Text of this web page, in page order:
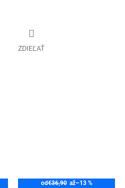
ZDIEĽAŤ
od€36,90 až–13 %